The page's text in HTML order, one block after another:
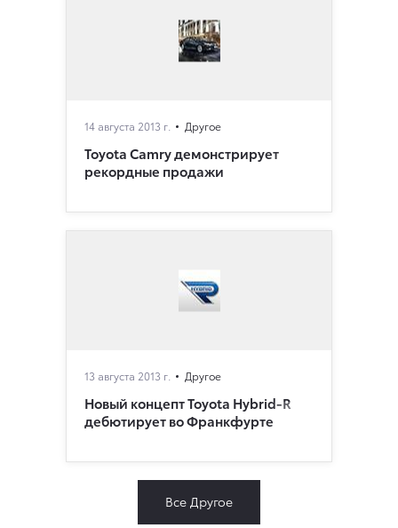
14 августа 2013 г. Другое
Toyota Camry демонстрирует
рекордные продажи
13 августа 2013 г. Другое
Новый концепт Toyota Hybrid-R
дебютирует во Франкфурте
Все Другое